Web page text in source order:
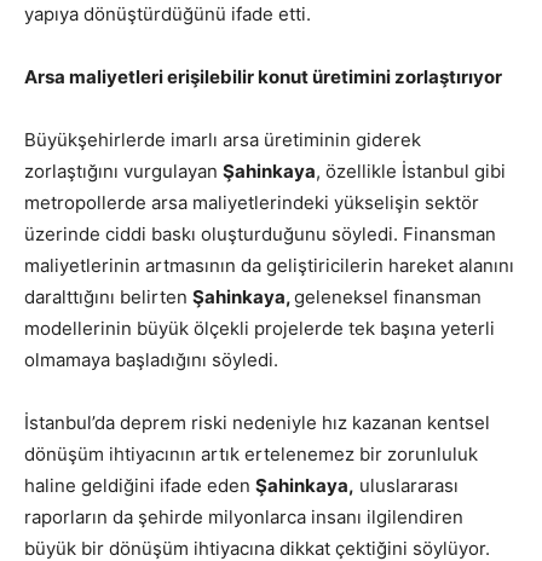
yapıya dönüştürdüğünü ifade etti.
Arsa maliyetleri erişilebilir konut üretimini zorlaştırıyor
Büyükşehirlerde imarlı arsa üretiminin giderek
zorlaştığını vurgulayan Şahinkaya, özellikle İstanbul gibi
metropollerde arsa maliyetlerindeki yükselişin sektör
üzerinde ciddi baskı oluşturduğunu söyledi. Finansman
maliyetlerinin artmasının da geliştiricilerin hareket alanını
daralttığını belirten Şahinkaya,geleneksel finansman
modellerinin büyük ölçekli projelerde tek başına yeterli
olmamaya başladığını söyledi.
İstanbul’da deprem riski nedeniyle hız kazanan kentsel
dönüşüm ihtiyacının artık ertelenemez bir zorunluluk
haline geldiğini ifade eden Şahinkaya, uluslararası
raporların da şehirde milyonlarca insanı ilgilendiren
büyük bir dönüşüm ihtiyacına dikkat çektiğini söylüyor.